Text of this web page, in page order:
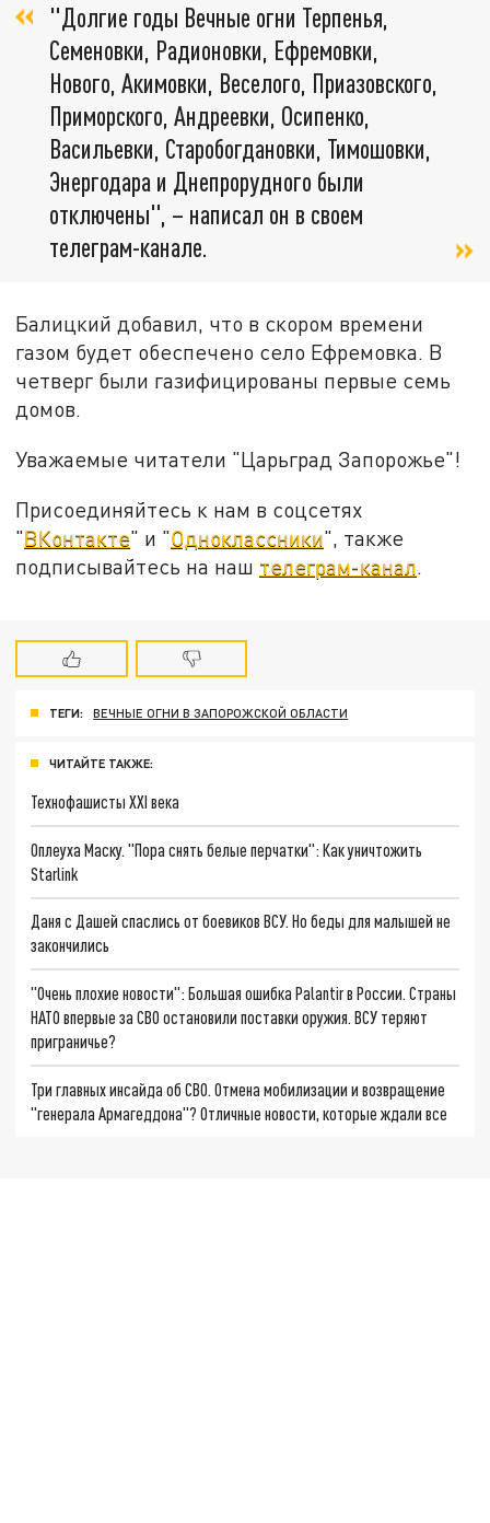
"Долгие годы Вечные огни Терпенья,
Семеновки, Радионовки, Ефремовки,
Нового, Акимовки, Веселого, Приазовского,
Приморского, Андреевки, Осипенко,
Васильевки, Старобогдановки, Тимошовки,
Энергодара и Днепрорудного были
отключены", – написал он в своем
телеграм-канале.
Балицкий добавил, что в скором времени
газом будет обеспечено село Ефремовка. В
четверг были газифицированы первые семь
домов.
Уважаемые читатели "Царьград Запорожье"!
Присоединяйтесь к нам в соцсетях
"ВКонтакте" и "Одноклассники", также
подписывайтесь на наш телеграм-канал.
ТЕГИ: ВЕЧНЫЕ ОГНИ В ЗАПОРОЖСКОЙ ОБЛАСТИ
ЧИТАЙТЕ ТАКЖЕ:
Технофашисты XXI века
Оплеуха Маску. "Пора снять белые перчатки": Как уничтожить
Starlink
Даня с Дашей спаслись от боевиков ВСУ. Но беды для малышей не
закончились
"Очень плохие новости": Большая ошибка Palantir в России. Страны
НАТО впервые за СВО остановили поставки оружия. ВСУ теряют
приграничье?
Три главных инсайда об СВО. Отмена мобилизации и возвращение
"генерала Армагеддона"? Отличные новости, которые ждали все